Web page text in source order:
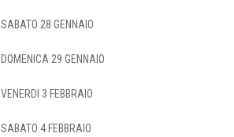
SABATO 28 GENNAIO
DOMENICA 29 GENNAIO
VENERDI 3 FEBBRAIO
SABATO 4 FEBBRAIO